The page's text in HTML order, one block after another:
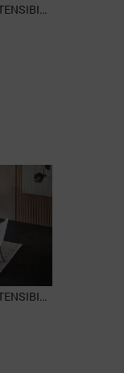
SET DINING ROOM CU MASA EXTENSIBILA MONA
SET DINING ROOM CU MASA EXTENSIBILA MONTELLA